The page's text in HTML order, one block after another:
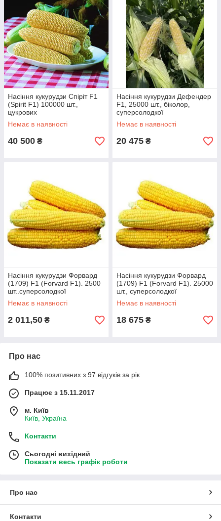
Насіння кукурудзи Спіріт F1
(Spirit F1) 100000 шт.,
цукрових
Немає в наявності
40 500 ₴
Насіння кукурудзи Дефендер
F1, 25000 шт., біколор,
суперсолодкої
Немає в наявності
20 475 ₴
Насіння кукурудзи Форвард
(1709) F1 (Forvard F1). 2500
шт..суперсолодкої
Немає в наявності
2 011,50 ₴
Насіння кукурудзи Форвард
(1709) F1 (Forvard F1). 25000
шт., суперсолодкої
Немає в наявності
18 675 ₴
Про нас
100% позитивних з 97 відгуків за рік
Працює з 15.11.2017
м. Київ
Київ, Україна
Контакти
Сьогодні вихідний
Показати весь графік роботи
Про нас
Контакти